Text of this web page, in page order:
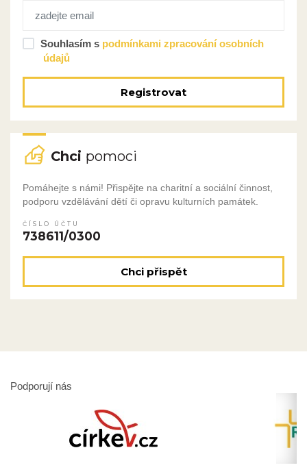
Souhlasím s podmínkami zpracování osobních
údajů
Registrovat
Chci pomoci
Pomáhejte s námi! Přispějte na charitní a sociální činnost,
podporu vzdělávání dětí či opravu kulturních památek.
ČÍSLO ÚČTU
738611/0300
Chci přispět
Podporují nás